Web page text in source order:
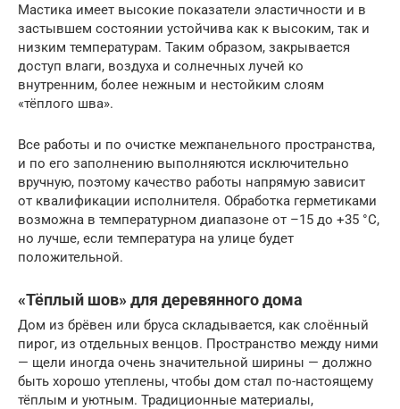
Мастика имеет высокие показатели эластичности и в
застывшем состоянии устойчива как к высоким, так и
низким температурам. Таким образом, закрывается
доступ влаги, воздуха и солнечных лучей ко
внутренним, более нежным и нестойким слоям
«тёплого шва».
Все работы и по очистке межпанельного пространства,
и по его заполнению выполняются исключительно
вручную, поэтому качество работы напрямую зависит
от квалификации исполнителя. Обработка герметиками
возможна в температурном диапазоне от –15 до +35 °C,
но лучше, если температура на улице будет
положительной.
«Тёплый шов» для деревянного дома
Дом из брёвен или бруса складывается, как слоённый
пирог, из отдельных венцов. Пространство между ними
— щели иногда очень значительной ширины — должно
быть хорошо утеплены, чтобы дом стал по-настоящему
тёплым и уютным. Традиционные материалы,